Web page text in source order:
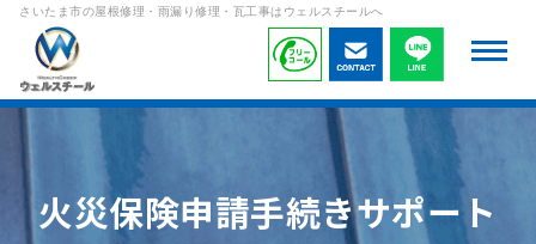
さいたま市の屋根修理・雨漏り修理・瓦工事はウェルスチールへ
火災保険申請手続きサポート